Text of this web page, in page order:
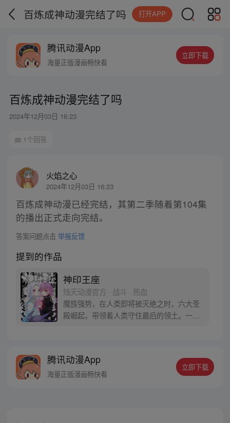
百炼成神动漫完结了吗 打开APP
腾讯动漫App
海量正版漫画畅快看
立即下载
百炼成神动漫完结了吗
2024年12月03日 16:23
1个回答
火焰之心
2024年12月03日 16:23
百炼成神动漫已经完结，其第二季随着第104集
的播出正式走向完结。
答案问题点击 举报反馈
提到的作品
神印王座
烛天动漫官方 · 战斗 · 热血
魔族强势，在人类即将被灭绝之时，六大圣
殿崛起，带领着人类守住最后的领土。一名
着骑士最高荣耀的神印王座？
腾讯动漫App
海量正版漫画畅快看
立即下载